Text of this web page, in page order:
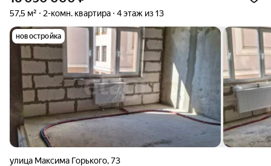
57,5 м² 2-комн. квартира 4 этаж из 13
новостройка
улица Максима Горького,73